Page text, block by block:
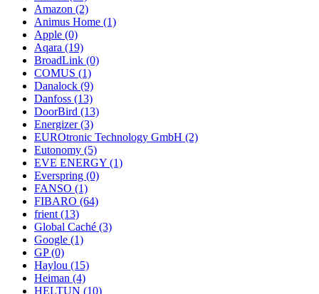
Amazon (2)
Animus Home (1)
Apple (0)
Aqara (19)
BroadLink (0)
COMUS (1)
Danalock (9)
Danfoss (13)
DoorBird (13)
Energizer(3)
EUROtronic Technology GmbH (2)
Eutonomy (5)
EVE ENERGY (1)
Everspring (0)
FANSO (1)
FIBARO (64)
frient (13)
Global Caché (3)
Google (1)
GP(0)
Haylou (15)
Heiman (4)
HELTUN (10)